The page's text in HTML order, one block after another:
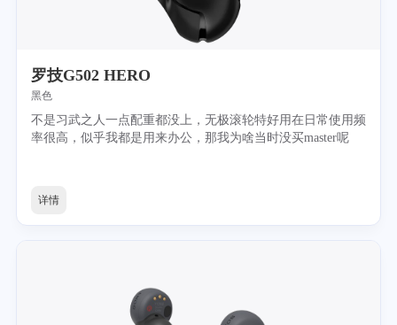
罗技G502 HERO
黑色
不是习武之人一点配重都没上，无极滚轮特好用在日常使用频
率很高，似乎我都是用来办公，那我为啥当时没买master呢
详情